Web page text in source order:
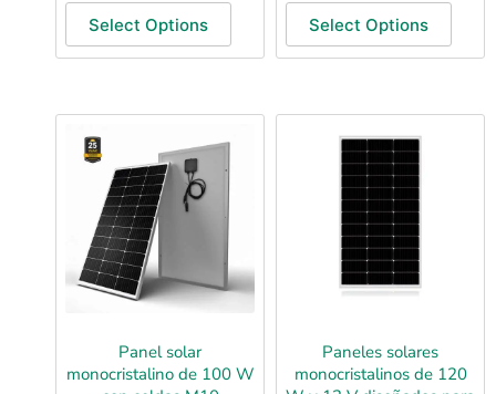
Select Options Select Options
Panel solar
monocristalino de 100 W
Paneles solares
monocristalinos de 120